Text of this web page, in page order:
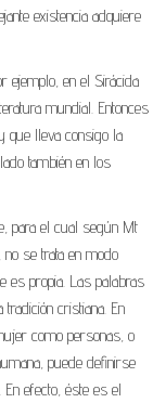
existencia adquiere
ejemplo, en el Sirácida
mundial. Entonces
que lleva consigo la
también en los
para el cual según Mt
se trata en modo
es propia. Las palabras
cristiana. En
como personas, o
puede definirse
efecto, éste es el